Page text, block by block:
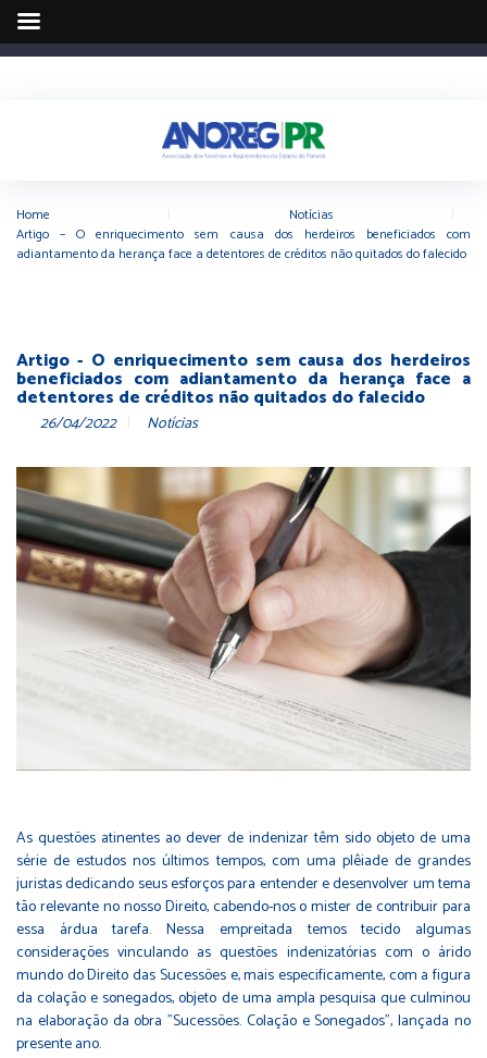
Home Notícias
Artigo – O enriquecimento sem causa dos herdeiros beneficiados com
adiantamento da herança face a detentores de créditos não quitados do falecido
Artigo - O enriquecimento sem causa dos herdeiros
beneficiados com adiantamento da herança face a
detentores de créditos não quitados do falecido
26/04/2022 Notícias
As questões atinentes ao dever de indenizar têm sido objeto de uma
série de estudos nos últimos tempos, com uma plêiade de grandes
juristas dedicando seus esforços para entender e desenvolver um tema
tão relevante no nosso Direito, cabendo-nos o mister de contribuir para
essa árdua tarefa. Nessa empreitada temos tecido algumas
considerações vinculando as questões indenizatórias com o árido
mundo do Direito das Sucessões e, mais especificamente, com a figura
da colação e sonegados, objeto de uma ampla pesquisa que culminou
na elaboração da obra "Sucessões. Colação e Sonegados", lançada no
presente ano.